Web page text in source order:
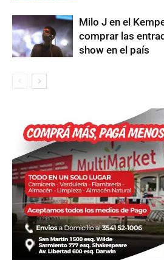
Milo J en el
comprar las
show en el país